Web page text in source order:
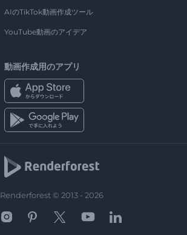
AIのTikTok動画作成ツール
YouTube動画のアイデア
動画作成用のアプリ
Renderforest © 2013 - 2026